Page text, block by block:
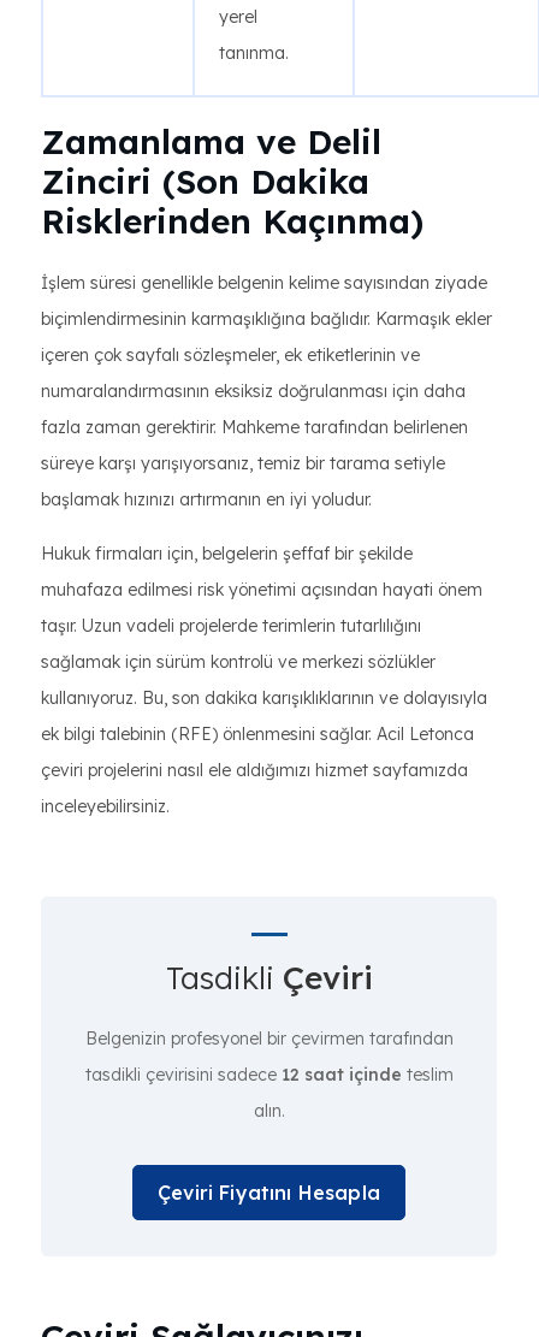
yerel
tanınma.
Zamanlama ve Delil
Zinciri (Son Dakika
Risklerinden Kaçınma)
İşlem süresi genellikle belgenin kelime sayısından ziyade
biçimlendirmesinin karmaşıklığına bağlıdır. Karmaşık ekler
içeren çok sayfalı sözleşmeler, ek etiketlerinin ve
numaralandırmasının eksiksiz doğrulanması için daha
fazla zaman gerektirir. Mahkeme tarafından belirlenen
süreye karşı yarışıyorsanız, temiz bir tarama setiyle
başlamak hızınızı artırmanın en iyi yoludur.
Hukuk firmaları için, belgelerin şeffaf bir şekilde
muhafaza edilmesi risk yönetimi açısından hayati önem
taşır. Uzun vadeli projelerde terimlerin tutarlılığını
sağlamak için sürüm kontrolü ve merkezi sözlükler
kullanıyoruz. Bu, son dakika karışıklıklarının ve dolayısıyla
ek bilgi talebinin (RFE) önlenmesini sağlar. Acil Letonca
çeviri projelerini nasıl ele aldığımızı hizmet sayfamızda
inceleyebilirsiniz.
Tasdikli Çeviri
Belgenizin profesyonel bir çevirmen tarafından
tasdikli çevirisini sadece 12 saat içinde teslim
alın.
Çeviri Fiyatını Hesapla